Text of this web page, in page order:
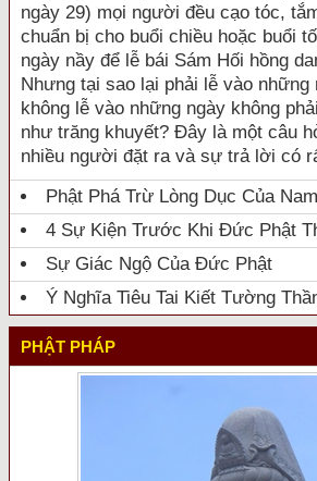
ngày 29) mọi người đều cạo tóc,
chuẩn bị cho buổi chiều hoặc buổi
ngày nầy để lễ bái Sám Hối hồng
Nhưng tại sao lại phải lễ vào những
không lễ vào những ngày không
như trăng khuyết? Đây là một câu
nhiều người đặt ra và sự trả lời có
Phật Phá Trừ Lòng Dục Của
4 Sự Kiện Trước Khi Đức Phật
Sự Giác Ngộ Của Đức Phật
Ý Nghĩa Tiêu Tai Kiết Tường
PHẬT PHÁP